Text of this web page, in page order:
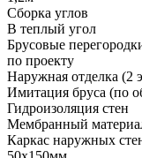
Сборка углов
В теплый угол
Брусовые
по проекту
Наружная отделка (2
Имитация бруса (по
Гидроизоляция стен
Мембранный
Каркас наружных